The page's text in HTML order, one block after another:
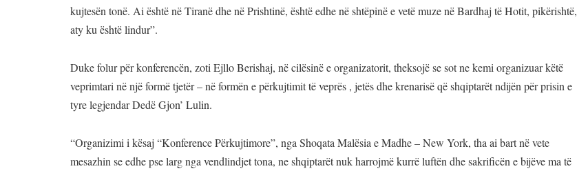
kujtesën tonë. Ai është në Tiranë dhe në Prishtinë, është edhe në shtëpinë e vetë muze në Bardhaj të Hotit, pikërishtë,
aty ku është lindur”.
Duke folur për konferencën, zoti Ejllo Berishaj, në cilësinë e organizatorit, theksojë se sot ne kemi organizuar këtë
veprimtari në një formë tjetër – në formën e përkujtimit të veprës , jetës dhe krenarisë që shqiptarët ndijën për prisin e
tyre legjendar Dedë Gjon’ Lulin.
“Organizimi i kësaj “Konference Përkujtimore”, nga Shoqata Malësia e Madhe – New York, tha ai bart në vete
mesazhin se edhe pse larg nga vendlindjet tona, ne shqiptarët nuk harrojmë kurrë luftën dhe sakrificën e bijëve ma të